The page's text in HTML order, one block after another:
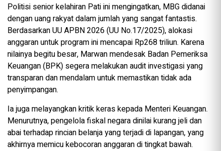
Politisi senior kelahiran Pati ini mengingatkan, MBG didanai
dengan uang rakyat dalam jumlah yang sangat fantastis.
Berdasarkan UU APBN 2026 (UU No.17/2025), alokasi
anggaran untuk program ini mencapai Rp268 triliun. Karena
nilainya begitu besar, Marwan mendesak Badan Pemeriksa
Keuangan (BPK) segera melakukan audit investigasi yang
transparan dan mendalam untuk memastikan tidak ada
penyimpangan.
Ia juga melayangkan kritik keras kepada Menteri Keuangan.
Menurutnya, pengelola fiskal negara dinilai kurang jeli dan
abai terhadap rincian belanja yang terjadi di lapangan, yang
akhirnya memicu kebocoran anggaran di tingkat bawah.